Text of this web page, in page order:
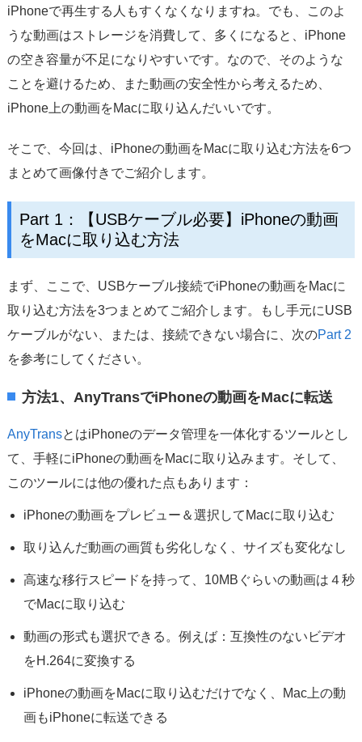
iPhoneで再生する人もすくなくなりますね。でも、このよ
うな動画はストレージを消費して、多くになると、iPhone
の空き容量が不足になりやすいです。なので、そのような
ことを避けるため、また動画の安全性から考えるため、
iPhone上の動画をMacに取り込んだいいです。
そこで、今回は、iPhoneの動画をMacに取り込む方法を6つ
まとめて画像付きでご紹介します。
Part 1：【USBケーブル必要】iPhoneの動画
をMacに取り込む方法
まず、ここで、USBケーブル接続でiPhoneの動画をMacに
取り込む方法を3つまとめてご紹介します。もし手元にUSB
ケーブルがない、または、接続できない場合に、次のPart 2
を参考にしてください。
方法1、AnyTransでiPhoneの動画をMacに転送
AnyTransとはiPhoneのデータ管理を一体化するツールとし
て、手軽にiPhoneの動画をMacに取り込みます。そして、
このツールには他の優れた点もあります：
iPhoneの動画をプレビュー＆選択してMacに取り込む
取り込んだ動画の画質も劣化しなく、サイズも変化なし
高速な移行スピードを持って、10MBぐらいの動画は４秒
でMacに取り込む
動画の形式も選択できる。例えば：互換性のないビデオ
をH.264に変換する
iPhoneの動画をMacに取り込むだけでなく、Mac上の動
画もiPhoneに転送できる